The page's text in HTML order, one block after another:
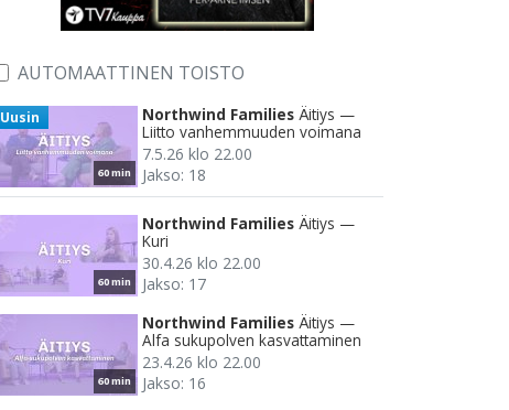
AUTOMAATTINEN TOISTO
60 min
Uusin Northwind Families Äitiys —
Liitto vanhemmuuden voimana
7.5.26 klo 22.00
Jakso: 18
60 min
Northwind Families Äitiys —
Kuri
30.4.26 klo 22.00
Jakso: 17
60 min
Northwind Families Äitiys —
Alfa sukupolven kasvattaminen
23.4.26 klo 22.00
Jakso: 16